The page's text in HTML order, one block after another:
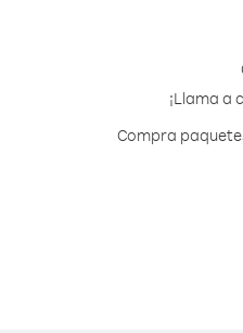
¡Llama a
Compra